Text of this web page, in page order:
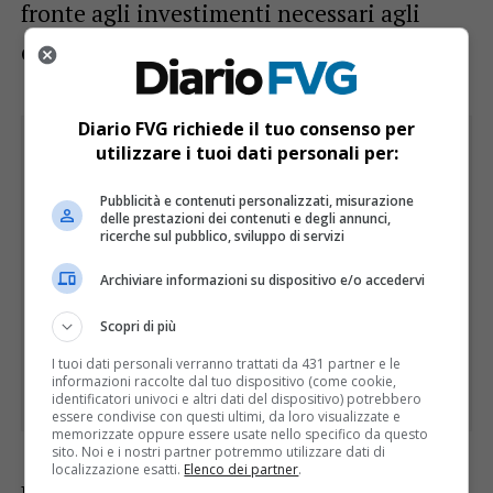
fronte agli investimenti necessari agli
ordinativi delle nuove collezioni».
Diario FVG richiede il tuo consenso per
utilizzare i tuoi dati personali per:
Pubblicità e contenuti personalizzati, misurazione
delle prestazioni dei contenuti e degli annunci,
ricerche sul pubblico, sviluppo di servizi
Archiviare informazioni su dispositivo e/o accedervi
Scopri di più
I tuoi dati personali verranno trattati da 431 partner e le
informazioni raccolte dal tuo dispositivo (come cookie,
identificatori univoci e altri dati del dispositivo) potrebbero
essere condivise con questi ultimi, da loro visualizzate e
memorizzate oppure essere usate nello specifico da questo
sito. Noi e i nostri partner potremmo utilizzare dati di
localizzazione esatti. Elenco dei partner.